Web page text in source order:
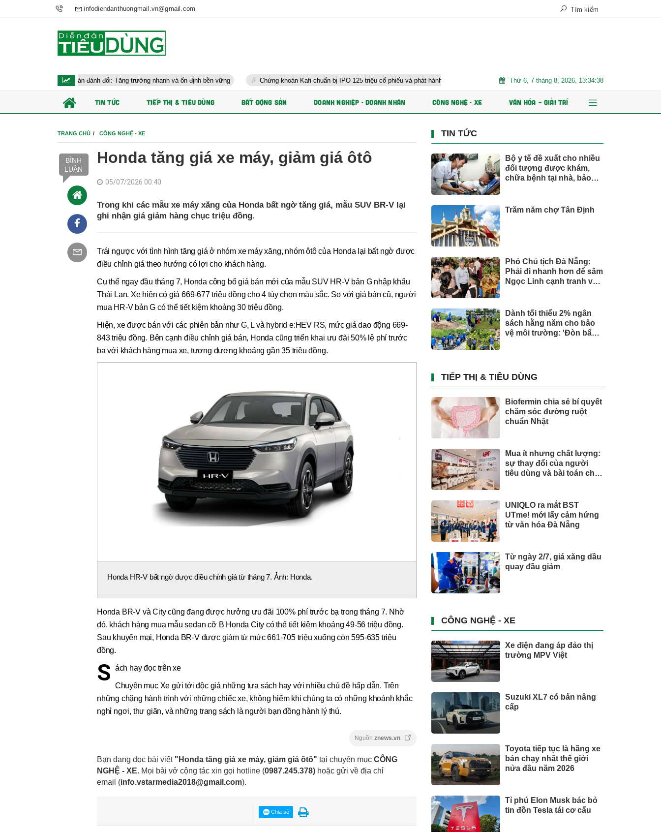
infodiendanthuongmail.vn@gmail.com Tìm kiếm
bài toán đánh đổi: Tăng trưởng nhanh và ổn định bền vững Chứng khoán Kafi chuẩn bị IPO 125 triệu cổ phiếu và phát hành ESOP Xe điện đang áp đảo thị trường MPV Việt Nhiều chỉ tiêu kinh tế
Thứ 6, 7 tháng 8, 2026, 13:34:40
TIN TỨC TIẾP THỊ & TIÊU DÙNG BẤT ĐỘNG SẢN DOANH NGHIỆP - DOANH NHÂN CÔNG NGHỆ - XE VĂN HÓA – GIẢI TRÍ
TRANG CHỦ CÔNG NGHỆ - XE
BÌNH
LUẬN
Honda tăng giá xe máy, giảm giá ôtô
05/07/2026 00:40
Trong khi các mẫu xe máy xăng của Honda bất ngờ tăng giá, mẫu SUV BR-V lại
ghi nhận giá giảm hàng chục triệu đồng.
Trái ngược với tình hình tăng giá ở nhóm xe máy xăng, nhóm ôtô của Honda lại bất ngờ được
điều chỉnh giá theo hướng có lợi cho khách hàng.
Cụ thể ngay đầu tháng 7, Honda công bố giá bán mới của mẫu SUV HR-V bản G nhập khẩu
Thái Lan. Xe hiện có giá 669-677 triệu đồng cho 4 tùy chọn màu sắc. So với giá bán cũ, người
mua HR-V bản G có thể tiết kiệm khoảng 30 triệu đồng.
Hiện, xe được bán với các phiên bản như G, L và hybrid e:HEV RS, mức giá dao động 669-
843 triệu đồng. Bên cạnh điều chỉnh giá bán, Honda cũng triển khai ưu đãi 50% lệ phí trước
bạ với khách hàng mua xe, tương đương khoảng gần 35 triệu đồng.
Honda HR-V bất ngờ được điều chỉnh giá từ tháng 7. Ảnh: Honda.
Honda BR-V và City cũng đang được hưởng ưu đãi 100% phí trước bạ trong tháng 7. Nhờ
đó, khách hàng mua mẫu sedan cỡ B Honda City có thể tiết kiệm khoảng 49-56 triệu đồng.
Sau khuyến mại, Honda BR-V được giảm từ mức 661-705 triệu xuống còn 595-635 triệu
đồng.
S ách hay đọc trên xe
Chuyên mục Xe gửi tới độc giả những tựa sách hay với nhiều chủ đề hấp dẫn. Trên
những chặng hành trình với những chiếc xe, không hiếm khi chúng ta có những khoảnh khắc
nghỉ ngơi, thư giãn, và những trang sách là người bạn đồng hành lý thú.
Nguồn znews.vn
Bạn đang đọc bài viết "Honda tăng giá xe máy, giảm giá ôtô" tại chuyên mục CÔNG
NGHỆ - XE. Mọi bài vở cộng tác xin gọi hotline (0987.245.378) hoặc gửi về địa chỉ
email (info.vstarmedia2018@gmail.com).
Chia sẻ
TIN TỨC
Bộ y tế đề xuất cho nhiều
đối tượng được khám,
chữa bệnh tại nhà, bảo
Trăm năm chợ Tân Định
Phó Chủ tịch Đà Nẵng:
Phải đi nhanh hơn để sâm
Ngọc Linh cạnh tranh với
Dành tối thiểu 2% ngân
sách hằng năm cho bảo
vệ môi trường: 'Đòn bẩy'
TIẾP THỊ & TIÊU DÙNG
Biofermin chia sẻ bí quyết
chăm sóc đường ruột
chuẩn Nhật
Mua ít nhưng chất lượng:
sự thay đổi của người
tiêu dùng và bài toán cho
UNIQLO ra mắt BST
UTme! mới lấy cảm hứng
từ văn hóa Đà Nẵng
Từ ngày 2/7, giá xăng dầu
quay đầu giảm
CÔNG NGHỆ - XE
Xe điện đang áp đảo thị
trường MPV Việt
Suzuki XL7 có bản nâng
cấp
Toyota tiếp tục là hãng xe
bán chạy nhất thế giới
nửa đầu năm 2026
Tỉ phú Elon Musk bác bỏ
tin đồn Tesla tái cơ cấu